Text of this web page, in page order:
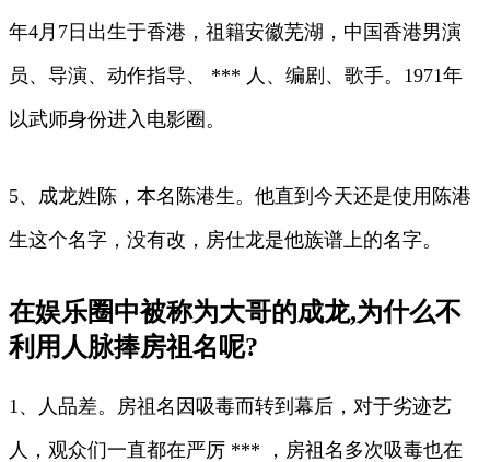
年4月7日出生于香港，祖籍安徽芜湖，中国香港男演
员、导演、动作指导、 *** 人、编剧、歌手。1971年
以武师身份进入电影圈。
5、成龙姓陈，本名陈港生。他直到今天还是使用陈港
生这个名字，没有改，房仕龙是他族谱上的名字。
在娱乐圈中被称为大哥的成龙,为什么不
利用人脉捧房祖名呢?
1、人品差。房祖名因吸毒而转到幕后，对于劣迹艺
人，观众们一直都在严厉 *** ，房祖名多次吸毒也在